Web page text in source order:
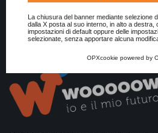
La chiusura del banner mediante selezione
dalla X posta al suo interno, in alto a destra,
impostazioni di default oppure delle
selezionate, senza apportare alcuna
OPXcookie powered by